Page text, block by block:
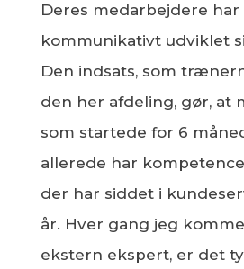
Deres medarbejdere har
kommunikativt udviklet
Den indsats, som
den her afdeling, gør, at
som startede for 6
allerede har
der har siddet i
år. Hver gang jeg
ekstern ekspert, er det